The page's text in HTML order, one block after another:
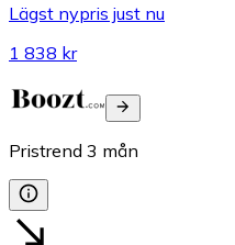
Lägst nypris just nu
1 838 kr
Pristrend 3 mån